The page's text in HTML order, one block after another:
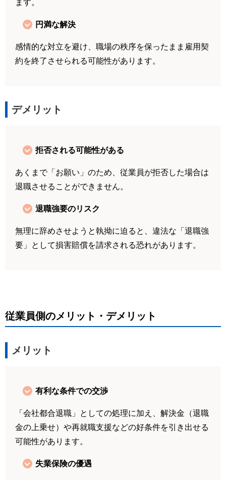
ます。
円満な解決
感情的な対立を避け、職場の秩序を保ったまま雇用契
約を終了させられる可能性があります。
デメリット
拒否される可能性がある
あくまで「お願い」のため、従業員が拒否した場合は
退職させることができません。
退職強要のリスク
無理に辞めさせようと執拗に迫ると、違法な「退職強
要」として損害賠償を請求される恐れがあります。
従業員側のメリット・デメリット
メリット
有利な条件での交渉
「会社都合退職」としての処理に加え、解決金（退職
金の上乗せ）や再就職支援などの好条件を引き出せる
可能性があります。
失業保険の優遇